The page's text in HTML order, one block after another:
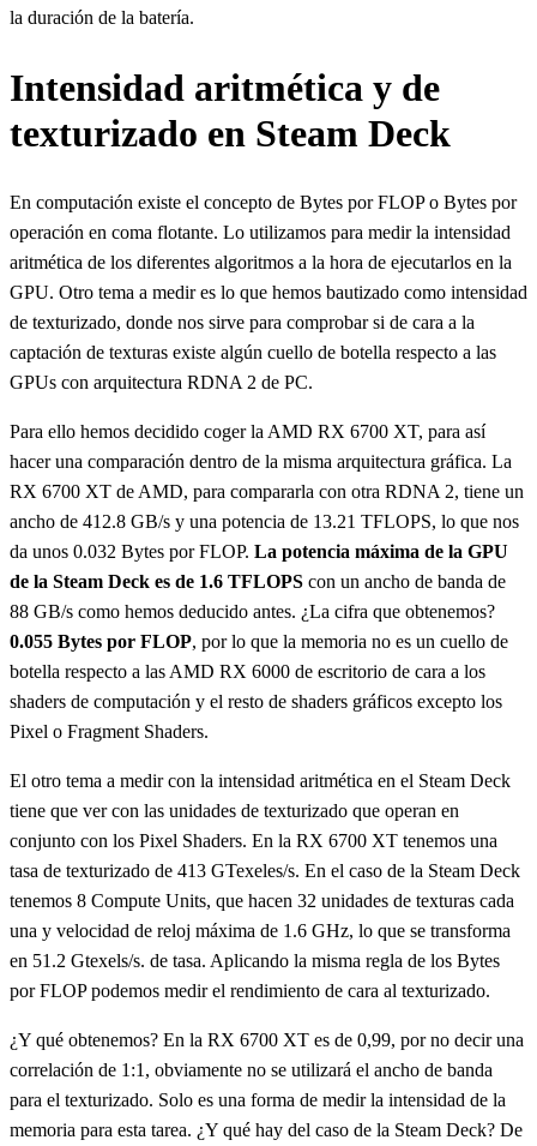
la duración de la batería.
Intensidad aritmética y de
texturizado en Steam Deck
En computación existe el concepto de Bytes por FLOP o Bytes por
operación en coma flotante. Lo utilizamos para medir la intensidad
aritmética de los diferentes algoritmos a la hora de ejecutarlos en la
GPU. Otro tema a medir es lo que hemos bautizado como intensidad
de texturizado, donde nos sirve para comprobar si de cara a la
captación de texturas existe algún cuello de botella respecto a las
GPUs con arquitectura RDNA 2 de PC.
Para ello hemos decidido coger la AMD RX 6700 XT, para así
hacer una comparación dentro de la misma arquitectura gráfica. La
RX 6700 XT de AMD, para compararla con otra RDNA 2, tiene un
ancho de 412.8 GB/s y una potencia de 13.21 TFLOPS, lo que nos
da unos 0.032 Bytes por FLOP. La potencia máxima de la GPU
de la Steam Deck es de 1.6 TFLOPS con un ancho de banda de
88 GB/s como hemos deducido antes. ¿La cifra que obtenemos?
0.055 Bytes por FLOP, por lo que la memoria no es un cuello de
botella respecto a las AMD RX 6000 de escritorio de cara a los
shaders de computación y el resto de shaders gráficos excepto los
Pixel o Fragment Shaders.
El otro tema a medir con la intensidad aritmética en el Steam Deck
tiene que ver con las unidades de texturizado que operan en
conjunto con los Pixel Shaders. En la RX 6700 XT tenemos una
tasa de texturizado de 413 GTexeles/s. En el caso de la Steam Deck
tenemos 8 Compute Units, que hacen 32 unidades de texturas cada
una y velocidad de reloj máxima de 1.6 GHz, lo que se transforma
en 51.2 Gtexels/s. de tasa. Aplicando la misma regla de los Bytes
por FLOP podemos medir el rendimiento de cara al texturizado.
¿Y qué obtenemos? En la RX 6700 XT es de 0,99, por no decir una
correlación de 1:1, obviamente no se utilizará el ancho de banda
para el texturizado. Solo es una forma de medir la intensidad de la
memoria para esta tarea. ¿Y qué hay del caso de la Steam Deck? De